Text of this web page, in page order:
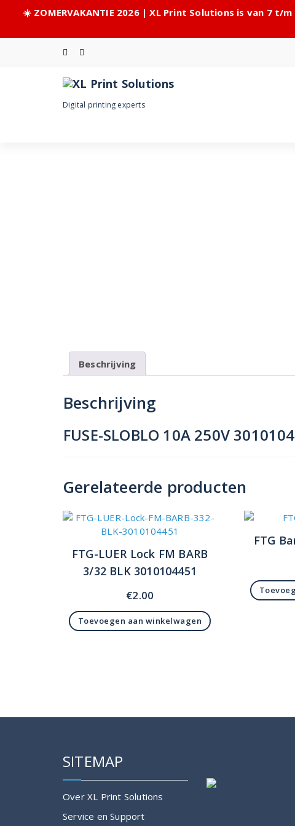
☀️ ZOMERVAKANTIE 2026 | XL Print Solutions is van 7
Digital printing experts
Beschrijving
Beschrijving
FUSE-SLOBLO 10A 250V
Gerelateerde producten
FTG-LUER Lock FM BARB
3/32 BLK 3010104451
€2.00
Toevoegen aan winkelwagen
FTG
SITEMAP
Over XL Print Solutions
Service en Support